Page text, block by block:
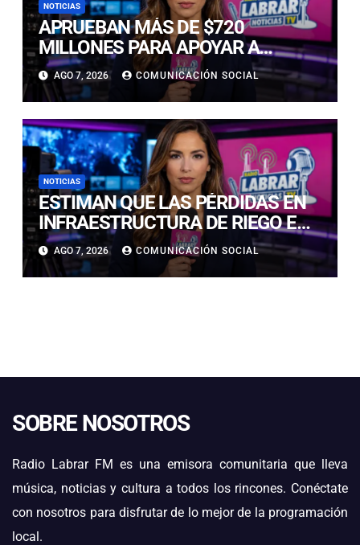
NOTICIAS
APRUEBAN MÁS DE $720
MILLONES PARA APOYAR A
EMPRESAS AFECTADAS POR LA
EMERGENCIA EN ATACAMA
AGO 7, 2026 COMUNICACIÓN SOCIAL
NOTICIAS
ESTIMAN QUE LAS PÉRDIDAS EN
INFRAESTRUCTURA DE RIEGO EN
LA CUENCA DEL HUASCO SON
MILLONARIAS
AGO 7, 2026 COMUNICACIÓN SOCIAL
SOBRE NOSOTROS
Radio Labrar FM es una emisora comunitaria que lleva
música, noticias y cultura a todos los rincones. Conéctate
con nosotros para disfrutar de lo mejor de la programación
local.